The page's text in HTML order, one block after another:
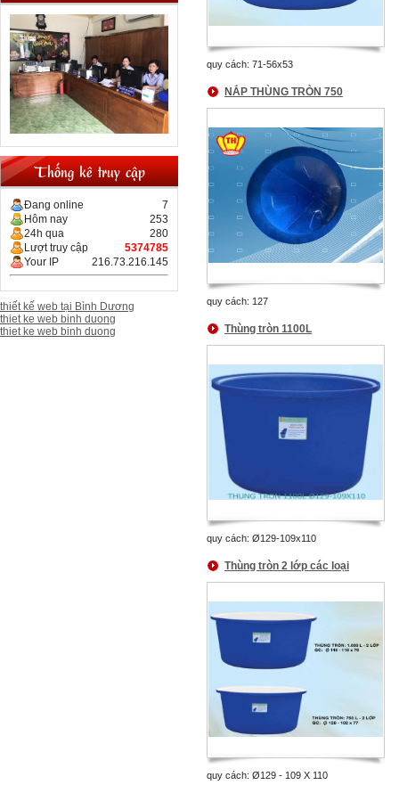
Thống kê truy cập
Đang online
7
Hôm nay
253
24h qua
280
Lượt truy cập
5374785
Your IP
216.73.216.145
thiết kế web tại Bình Dương
thiet ke web binh duong
thiet ke web binh duong
quy cách: 71-56x53
NẮP THÙNG TRÒN 750
quy cách: 127
Thùng tròn 1100L
quy cách: Ø129-109x110
Thùng tròn 2 lớp các loại
quy cách: Ø129 - 109 X 110